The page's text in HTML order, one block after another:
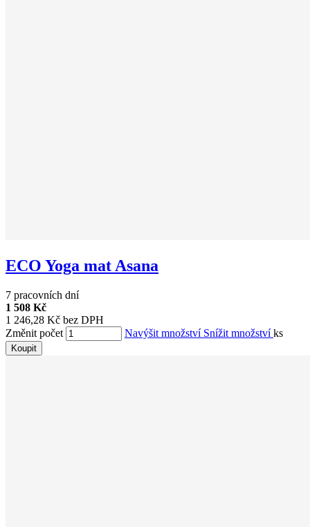
ECO Yoga mat Asana
7 pracovních dní
1 508 Kč
1 246,28 Kč bez DPH
Změnit počet
Navýšit množství Snížit množstvíks
Koupit